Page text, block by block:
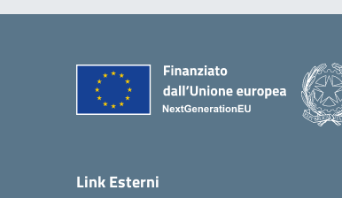
Link Esterni